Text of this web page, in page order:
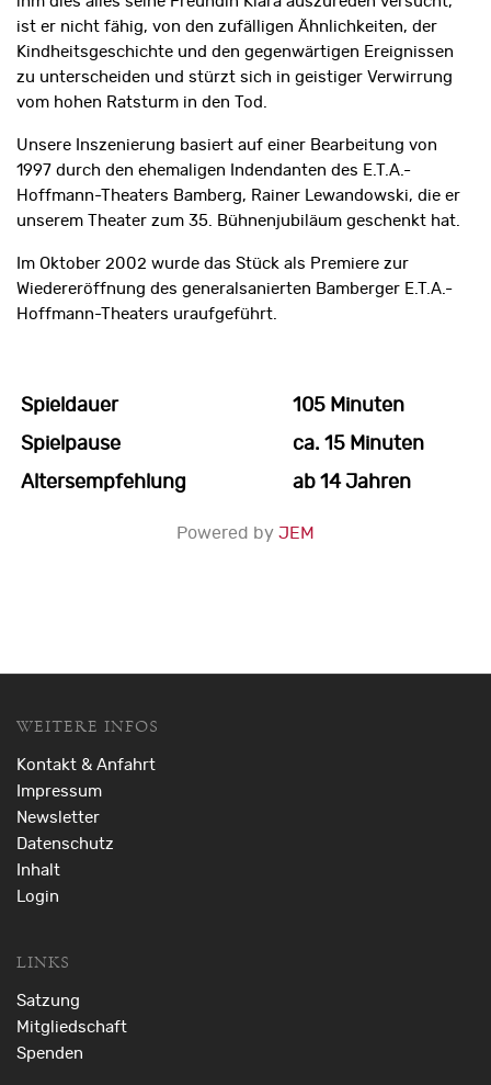
ist er nicht fähig, von den zufälligen Ähnlichkeiten, der
Kindheitsgeschichte und den gegenwärtigen Ereignissen
zu unterscheiden und stürzt sich in geistiger Verwirrung
vom hohen Ratsturm in den Tod.
Unsere Inszenierung basiert auf einer Bearbeitung von
1997 durch den ehemaligen Indendanten des E.T.A.-
Hoffmann-Theaters Bamberg, Rainer Lewandowski, die er
unserem Theater zum 35. Bühnenjubiläum geschenkt hat.
Im Oktober 2002 wurde das Stück als Premiere zur
Wiedereröffnung des generalsanierten Bamberger E.T.A.-
Hoffmann-Theaters uraufgeführt.
Spieldauer
105 Minuten
Spielpause
ca. 15 Minuten
Altersempfehlung
ab 14 Jahren
Powered by JEM
WEITERE INFOS
Kontakt & Anfahrt
Impressum
Newsletter
Datenschutz
Inhalt
Login
LINKS
Satzung
Mitgliedschaft
Spenden